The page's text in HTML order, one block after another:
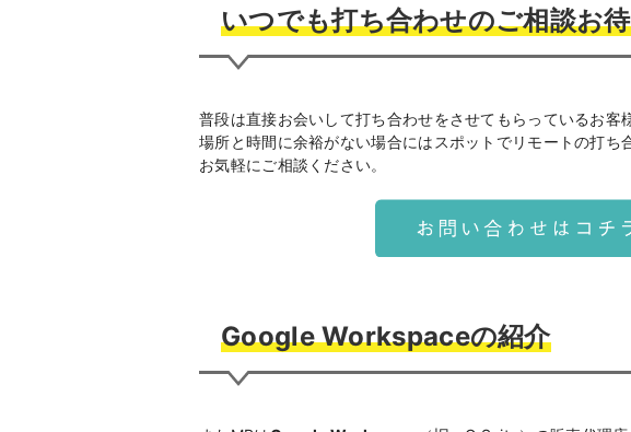
いつでも打ち合わせのご相談お
普段は直接お会いして打ち合わせをさせてもらっているお客
場所と時間に余裕がない場合にはスポットでリモートの打ち
お気軽にご相談ください。
Google Workspaceの紹介